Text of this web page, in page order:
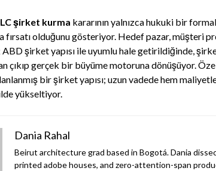
şirket kurma kararının yalnızca hukuki bir
fırsatı olduğunu gösteriyor. Hedef pazar, müşteri
ABD şirket yapısı ile uyumlu hale getirildiğinde,
çıkıp gerçek bir büyüme motoruna dönüşüyor.
bir şirket yapısı; uzun vadede hem
yükseltiyor.
Dania Rahal
Beirut architecture grad based in Bogotá. Dania
printed adobe houses, and zero-attention-span